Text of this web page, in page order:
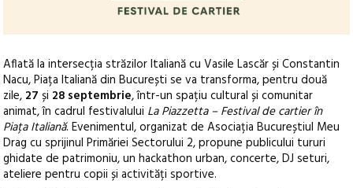
Aflată la intersecția străzilor Italiană cu Vasile Lascăr și Constantin
Nacu, Piața Italiană din București se va transforma, pentru două
zile, 27 și 28 septembrie, într-un spațiu cultural și comunitar
animat, în cadrul festivalului La Piazzetta – Festival de cartier în
Piața Italiană.Evenimentul, organizat de Asociația Bucureștiul Meu
Drag cu sprijinul Primăriei Sectorului 2, propune publicului tururi
ghidate de patrimoniu, un hackathon urban, concerte, DJ seturi,
ateliere pentru copii și activități sportive.